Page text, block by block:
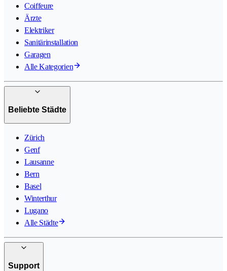
Coiffeure
Ärzte
Elektriker
Sanitärinstallation
Garagen
Alle Kategorien
Beliebte Städte
Zürich
Genf
Lausanne
Bern
Basel
Winterthur
Lugano
Alle Städte
Support